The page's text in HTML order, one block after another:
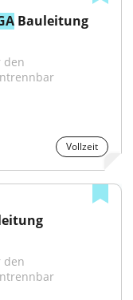
Bauleitung
den
Vollzeit
den